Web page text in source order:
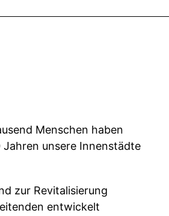
Menschen haben
unsere Innenstädte
zur Revitalisierung
entwickelt